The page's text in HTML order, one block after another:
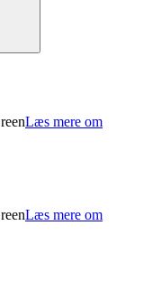
Læs mere om
Læs mere om